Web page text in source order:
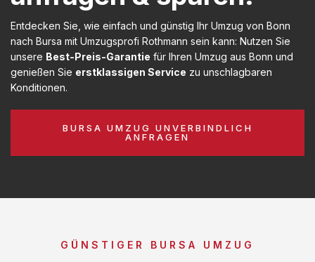
Entdecken Sie, wie einfach und günstig Ihr Umzug von Bonn
nach Bursa mit Umzugsprofi Rothmann sein kann: Nutzen Sie
unsere Best-Preis-Garantie für Ihren Umzug aus Bonn und
genießen Sie erstklassigen Service zu unschlagbaren
Konditionen.
BURSA UMZUG UNVERBINDLICH
ANFRAGEN
GÜNSTIGER BURSA UMZUG